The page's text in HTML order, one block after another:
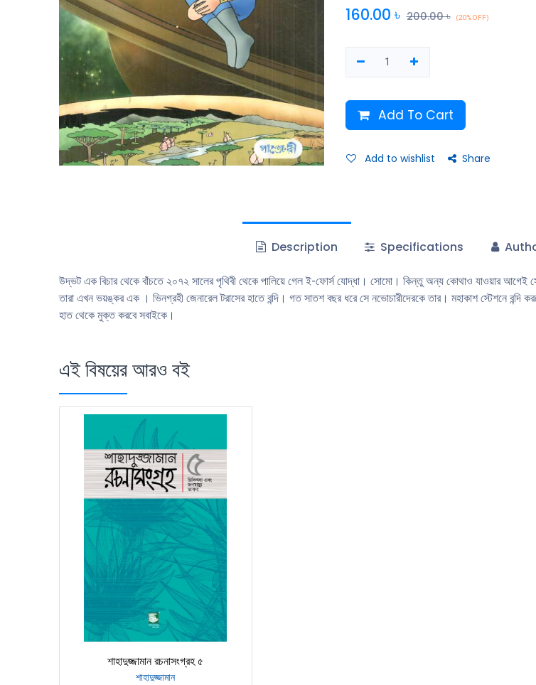
মনােজগতই তার সব শক্তির উৎস। সিদ্ধান্ত। নিল
160.00 ৳ 200.00৳ (20% OFF)
Add To Cart
Add to wishlist Share
Description Specifications
উদ্ভট এক বিচার থেকে বাঁচতে ২০৭২ সালের পৃথিবী থেকে পালিয়ে গেল ই-ফোর্স যােদ্ধা। সােমাে। কিন্তু অন্য কোথাও যাওয়ার
তারা এখন ভয়ঙ্কর এক । ভিনগ্রহী জেনারেল টরাসের হাতে বন্দি। গত সাতশ বছর ধরে সে নভােচারীদেরকে তার। মহাকাশ স্টেশনে
হাত থেকে মুক্ত করবে সবাইকে।
এই বিষয়ের আরও বই
শাহাদুজ্জামান রচনাসংগ্রহ ৫
শাহাদুজ্জামান